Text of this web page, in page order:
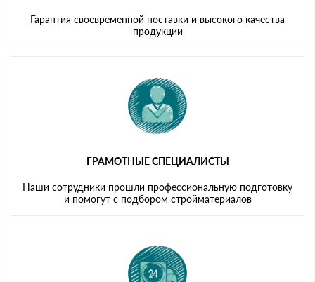
Гарантия своевременной поставки и высокого качества
продукции
ГРАМОТНЫЕ СПЕЦИАЛИСТЫ
Наши сотрудники прошли профессиональную подготовку
и помогут с подбором стройматериалов